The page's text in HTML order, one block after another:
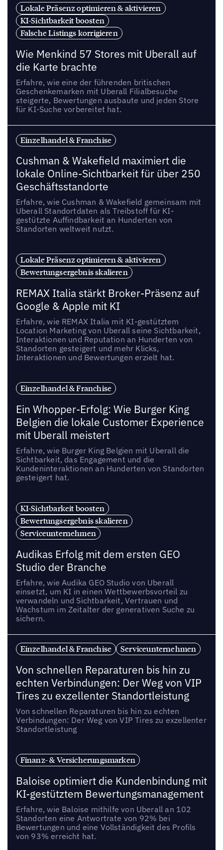
Lokale Präsenz optimieren & aktivieren
KI-Sichtbarkeit boosten
Falsche Listings korrigieren
Wie Menkind 57 Stores mit Uberall auf
die Karte brachte
Erfahre, wie eine der führenden britischen
Geschenkemarken mit Uberall Filialbesuche
steigerte, Bewertungen ausbaute und jeden Store
für KI-Suche vorbereitet hat.
Einzelhandel & Franchise
Cushman & Wakefield maximiert die
lokale Online-Sichtbarkeit für über 250
Geschäftsstandorte
Erfahre, wie Cushman & Wakefield gemeinsam mit
Uberall Standortdaten als Treibstoff für KI-
gestützte Auffindbarkeit an Hunderten von
Standorten weltweit nutzt.
Lokale Präsenz optimieren & aktivieren
Bewertungsergebnis skalieren
REMAX Italia stärkt Broker-Präsenz auf
Google & Apple mit KI
Erfahre, wie REMAX Italia mit KI-gestütztem
Location Marketing von Uberall seine Sichtbarkeit,
Interaktionen und Reputation an Hunderten von
Standorten gesteigert und mehr Klicks,
Interaktionen und Bewertungen erzielt hat.
Einzelhandel & Franchise
Ein Whopper-Erfolg: Wie Burger King
Belgien die lokale Customer Experience
mit Uberall meistert
Erfahre, wie Burger King Belgien mit Uberall die
Sichtbarkeit, das Engagement und die
Kundeninteraktionen an Hunderten von Standorten
gesteigert hat.
KI-Sichtbarkeit boosten
Bewertungsergebnis skalieren
Serviceunternehmen
Audikas Erfolg mit dem ersten GEO
Studio der Branche
Erfahre, wie Audika GEO Studio von Uberall
einsetzt, um KI in einen Wettbewerbsvorteil zu
verwandeln und Sichtbarkeit, Vertrauen und
Wachstum im Zeitalter der generativen Suche zu
sichern.
Einzelhandel & Franchise Serviceunternehmen
Von schnellen Reparaturen bis hin zu
echten Verbindungen: Der Weg von VIP
Tires zu exzellenter Standortleistung
Von schnellen Reparaturen bis hin zu echten
Verbindungen: Der Weg von VIP Tires zu exzellenter
Standortleistung
Finanz- & Versicherungsmarken
Baloise optimiert die Kundenbindung mit
KI-gestütztem Bewertungsmanagement
Erfahre, wie Baloise mithilfe von Uberall an 102
Standorten eine Antwortrate von 92% bei
Bewertungen und eine Vollständigkeit des Profils
von 93% erreicht hat.